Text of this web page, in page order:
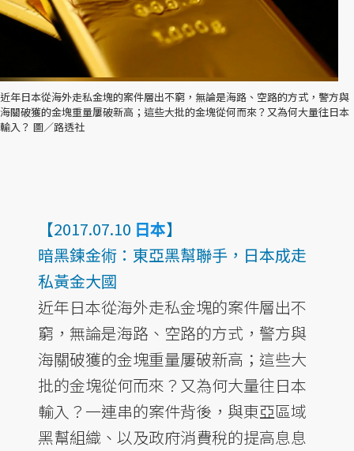
近年日本從海外走私金塊的案件層出不窮，無論是海路、空路的方式，警方與
海關破獲的金塊重量屢破新高；這些大批的金塊從何而來？又為何大量往日本
輸入？ 圖／路透社
【2017.07.10 日本】
暗黑鍊金術：東亞黑幫聯手，日本成走
私黃金大國
近年日本從海外走私金塊的案件層出不
窮，無論是海路、空路的方式，警方與
海關破獲的金塊重量屢破新高；這些大
批的金塊從何而來？又為何大量往日本
輸入？一連串的案件背後，與東亞區域
黑幫組織、以及政府消費稅的提高息息